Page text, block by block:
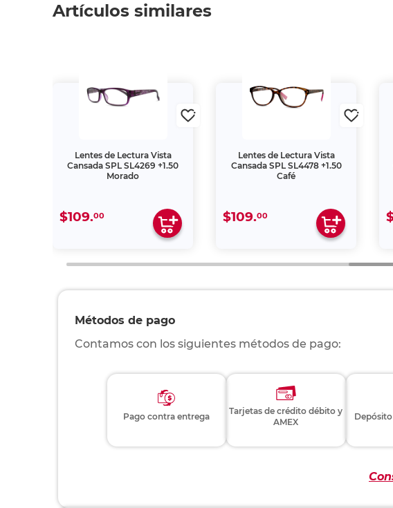
Artículos similares
Lentes de Lectura Vista
Cansada SPL SL4269 +1.50
Morado
$109.00
Lentes de Lectura Vista
Cansada SPL SL4478 +1.50
Café
$109.00
Métodos de pago
Contamos con los siguientes métodos de pago:
Pago contra entrega
Tarjetas de crédito débito y
AMEX